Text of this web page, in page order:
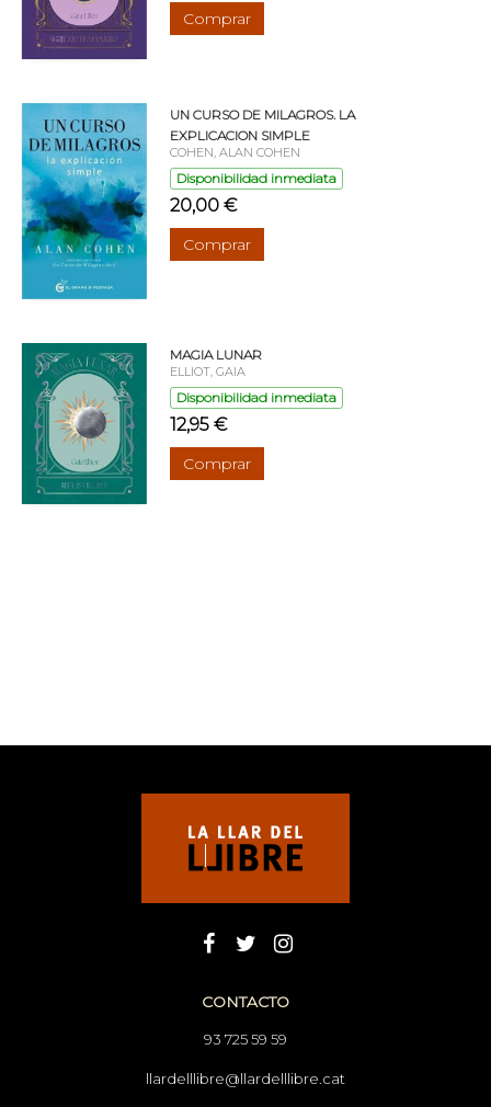
Comprar
UN CURSO DE MILAGROS. LA
EXPLICACION SIMPLE
COHEN, ALAN COHEN
Disponibilidad inmediata
20,00 €
Comprar
MAGIA LUNAR
ELLIOT, GAIA
Disponibilidad inmediata
12,95 €
Comprar
CONTACTO
93 725 59 59
llardelllibre@llardelllibre.cat